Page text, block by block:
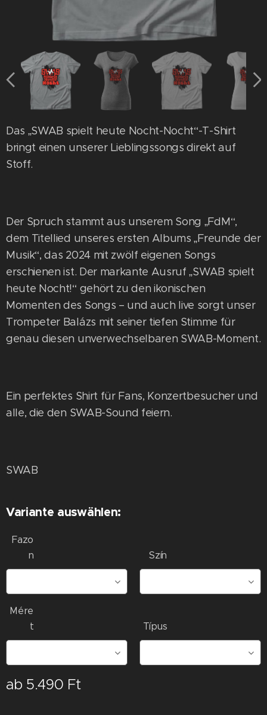
Das „SWAB spielt heute Nocht-Nocht“-T-Shirt
bringt einen unserer Lieblingssongs direkt auf
Stoff.
Der Spruch stammt aus unserem Song „FdM“,
dem Titellied unseres ersten Albums „Freunde der
Musik“, das 2024 mit zwölf eigenen Songs
erschienen ist. Der markante Ausruf „SWAB spielt
heute Nocht!“ gehört zu den ikonischen
Momenten des Songs – und auch live sorgt unser
Trompeter Balázs mit seiner tiefen Stimme für
genau diesen unverwechselbaren SWAB-Moment.
Ein perfektes Shirt für Fans, Konzertbesucher und
alle, die den SWAB-Sound feiern.
SWAB
Variante auswählen:
Fazo
n
Szín
Mére
t
Típus
ab 5.490 Ft